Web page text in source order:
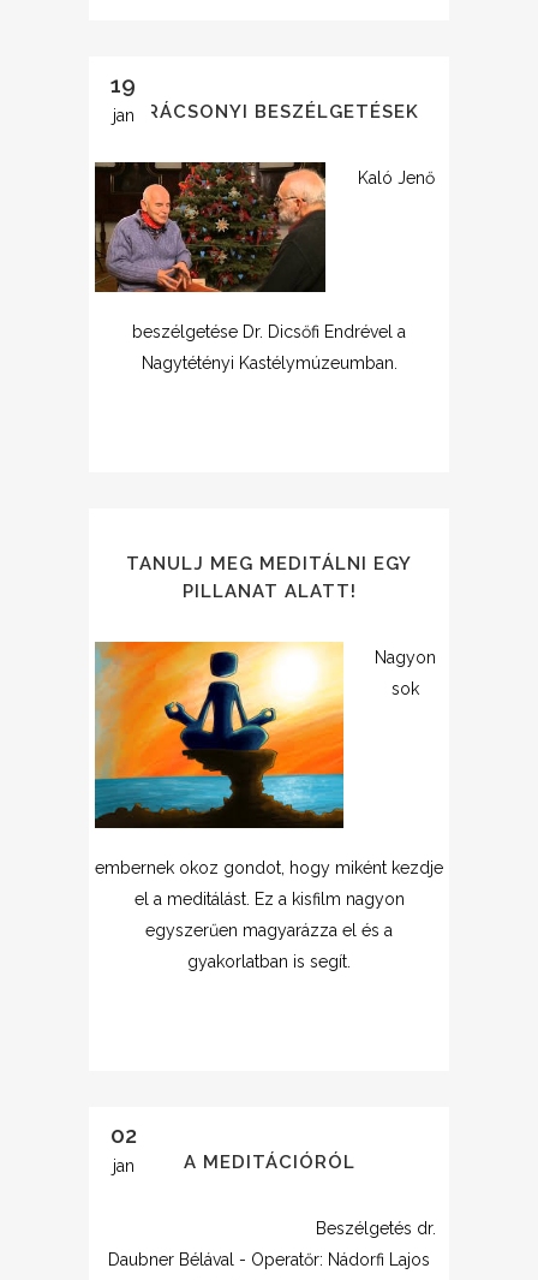
19
jan
KARÁCSONYI BESZÉLGETÉSEK
Kaló Jenő
beszélgetése Dr. Dicsőfi Endrével a
Nagytétényi Kastélymúzeumban.
TANULJ MEG MEDITÁLNI EGY
PILLANAT ALATT!
Nagyon
sok
embernek okoz gondot, hogy miként kezdje
el a meditálást. Ez a kisfilm nagyon
egyszerűen magyarázza el és a
gyakorlatban is segít.
02
jan A MEDITÁCIÓRÓL
Beszélgetés dr.
Daubner Bélával - Operatőr: Nádorfi Lajos